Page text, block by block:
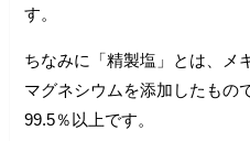
す。
ちなみに「精製塩」とは、メ
マグネシウムを添加したもの
99.5％以上です。